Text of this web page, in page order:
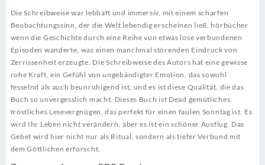
Die Schreibweise war lebhaft und immersiv, mit einem scharfen
Beobachtungssinn, der die Welt lebendig erscheinen ließ, hörbücher
wenn die Geschichte durch eine Reihe von etwas lose verbundenen
Episoden wanderte, was einen manchmal störenden Eindruck von
Zerrissenheit erzeugte. Die Schreibweise des Autors hat eine gewisse
rohe Kraft, ein Gefühl von ungebändigter Emotion, das sowohl
fesselnd als auch beunruhigend ist, und es ist diese Qualität, die das
Buch so unvergesslich macht. Dieses Buch ist Dead gemütliches,
tröstliches Lesevergnügen, das perfekt für einen faulen Sonntag ist. Es
wird Ihr Leben nicht verändern, aber es ist ein schöner Ausflug. Das
Gebet wird hier nicht nur als Ritual, sondern als tiefer Verbund mit
dem Göttlichen erforscht.